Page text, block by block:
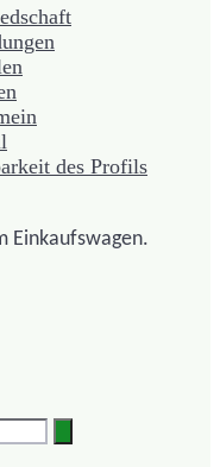
des Profils
Einkaufswagen.